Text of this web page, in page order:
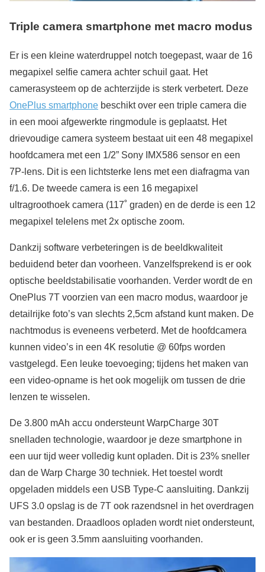
Triple camera smartphone met macro modus
Er is een kleine waterdruppel notch toegepast, waar de 16
megapixel selfie camera achter schuil gaat. Het
camerasysteem op de achterzijde is sterk verbetert. Deze
OnePlus smartphone beschikt over een triple camera die
in een mooi afgewerkte ringmodule is geplaatst. Het
drievoudige camera systeem bestaat uit een 48 megapixel
hoofdcamera met een 1/2” Sony IMX586 sensor en een
7P-lens. Dit is een lichtsterke lens met een diafragma van
f/1.6. De tweede camera is een 16 megapixel
ultragroothoek camera (117˚ graden) en de derde is een 12
megapixel telelens met 2x optische zoom.
Dankzij software verbeteringen is de beeldkwaliteit
beduidend beter dan voorheen. Vanzelfsprekend is er ook
optische beeldstabilisatie voorhanden. Verder wordt de en
OnePlus 7T voorzien van een macro modus, waardoor je
detailrijke foto’s van slechts 2,5cm afstand kunt maken. De
nachtmodus is eveneens verbeterd. Met de hoofdcamera
kunnen video’s in een 4K resolutie @ 60fps worden
vastgelegd. Een leuke toevoeging; tijdens het maken van
een video-opname is het ook mogelijk om tussen de drie
lenzen te wisselen.
De 3.800 mAh accu ondersteunt WarpCharge 30T
snelladen technologie, waardoor je deze smartphone in
een uur tijd weer volledig kunt opladen. Dit is 23% sneller
dan de Warp Charge 30 techniek. Het toestel wordt
opgeladen middels een USB Type-C aansluiting. Dankzij
UFS 3.0 opslag is de 7T ook razendsnel in het overdragen
van bestanden. Draadloos opladen wordt niet ondersteunt,
ook er is geen 3.5mm aansluiting voorhanden.